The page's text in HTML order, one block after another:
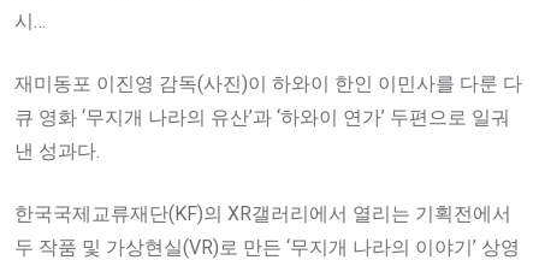
시…
재미동포 이진영 감독(사진)이 하와이 한인 이민사를 다룬 다
큐 영화 ‘무지개 나라의 유산’과 ‘하와이 연가’ 두편으로 일궈
낸 성과다.
한국국제교류재단(KF)의 XR갤러리에서 열리는 기획전에서
두 작품 및 가상현실(VR)로 만든 ‘무지개 나라의 이야기’ 상영